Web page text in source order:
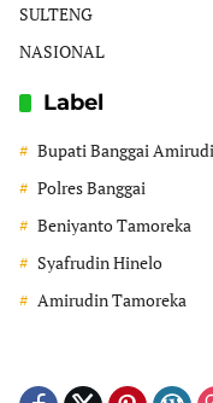
SULTENG
NASIONAL
Label
Bupati Banggai
Polres Banggai
Beniyanto Tamoreka
Syafrudin Hinelo
Amirudin Tamoreka